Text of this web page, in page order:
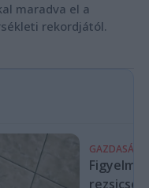
maradva el a
rekordjától.
GAZDASÁG